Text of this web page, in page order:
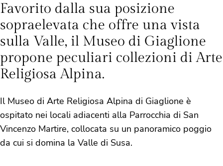
Favorito dalla sua posizione
sopraelevata che offre una vista
sulla Valle, il Museo di Giaglione
propone peculiari collezioni di Arte
Religiosa Alpina.
Il Museo di Arte Religiosa Alpina di Giaglione è
ospitato nei locali adiacenti alla Parrocchia di San
Vincenzo Martire, collocata su un panoramico poggio
da cui si domina la Valle di Susa.